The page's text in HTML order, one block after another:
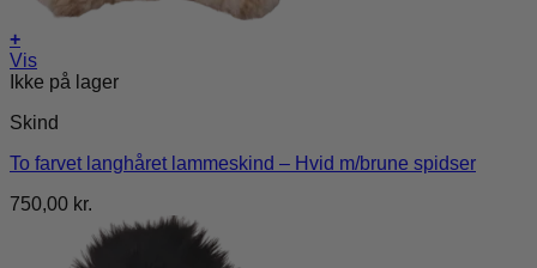
+
Vis
Ikke på lager
Skind
To farvet langhåret lammeskind – Hvid m/brune spidser
750,00 kr.